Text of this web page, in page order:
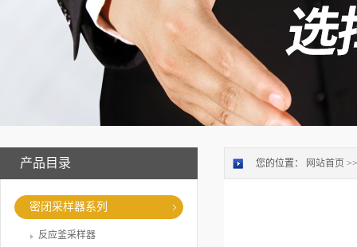
产品目录
密闭采样器系列
反应釜采样器
您的位置： 网站首页